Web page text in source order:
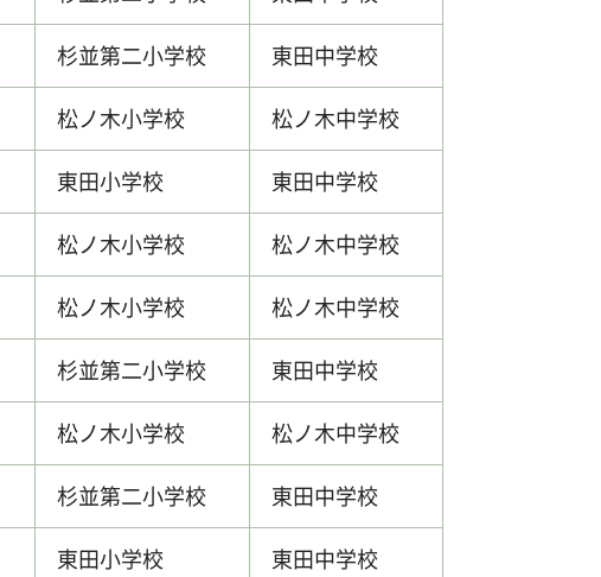
杉並第二小学校
東田中学校
松ノ木小学校
松ノ木中学校
東田小学校
東田中学校
松ノ木小学校
松ノ木中学校
松ノ木小学校
松ノ木中学校
杉並第二小学校
東田中学校
松ノ木小学校
松ノ木中学校
杉並第二小学校
東田中学校
東田小学校
東田中学校